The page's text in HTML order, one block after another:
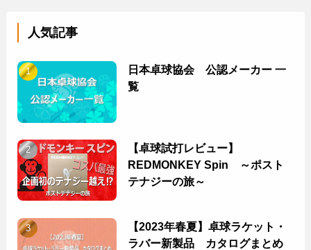
人気記事
日本卓球協会 公認メーカー 一
覧
【卓球試打レビュー】
REDMONKEY Spin ～ポスト
テナジーの旅～
【2023年春夏】卓球ラケット・
ラバー新製品 カタログまとめ